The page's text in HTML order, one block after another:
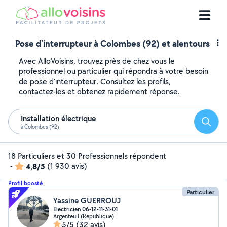
Pose d'interrupteur à Colombes (92) et alentours
Avec AlloVoisins, trouvez près de chez vous le
professionnel ou particulier qui répondra à votre besoin
de pose d'interrupteur. Consultez les profils,
contactez-les et obtenez rapidement réponse.
Installation électrique
à Colombes (92)
18 Particuliers et 30 Professionnels répondent
-
4,8/5 (1 930 avis)
Profil boosté
Particulier
Yassine GUERROUJ
Électricien 06-12-11-31-01
Argenteuil (Republique)
5/5 (32 avis)